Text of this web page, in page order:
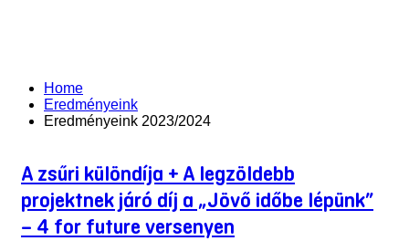
Home
Eredményeink
Eredményeink 2023/2024
A zsűri különdíja + A legzöldebb
projektnek járó díj a „Jövő időbe lépünk”
– 4 for future versenyen